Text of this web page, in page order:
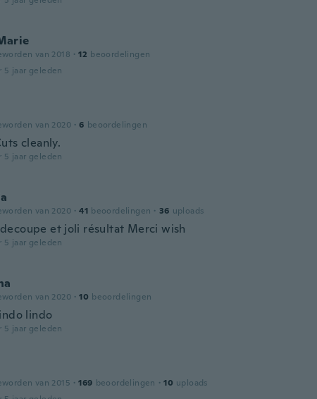
van 2018 · 12 beoordelingen
5 jaar geleden
van 2020 · 6 beoordelingen
cleanly.
5 jaar geleden
van 2020 · 41 beoordelingen · 36 uploads
et joli résultat Merci wish
5 jaar geleden
van 2020 · 10 beoordelingen
lindo
5 jaar geleden
van 2015 · 169 beoordelingen · 10 uploads